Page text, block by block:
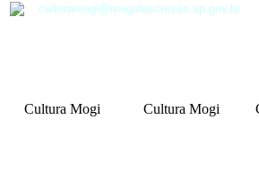
culturamogi@mogidascruzes.sp.gov.br
Cultura Mogi Cultura Mogi